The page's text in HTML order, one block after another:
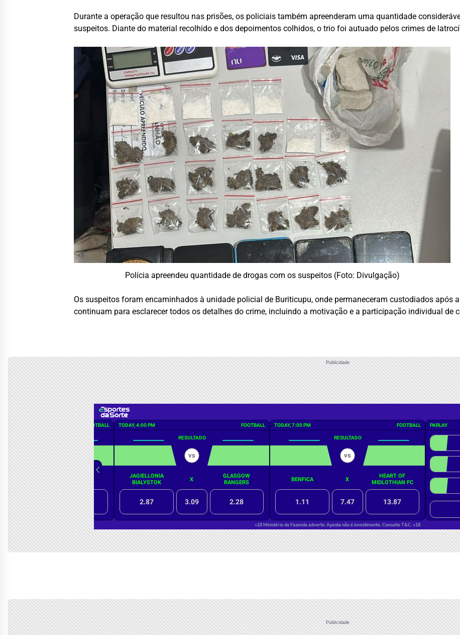
Durante a operação que resultou nas prisões, os policiais também apreenderam uma quantidade
suspeitos. Diante do material recolhido e dos depoimentos colhidos, o trio foi autuado pelos crimes de
Polícia apreendeu quantidade de drogas com os suspeitos (Foto: Divulgação)
Os suspeitos foram encaminhados à unidade policial de Buriticupu, onde permaneceram custodiados
continuam para esclarecer todos os detalhes do crime, incluindo a motivação e a participação individual de
Publicidade
Publicidade